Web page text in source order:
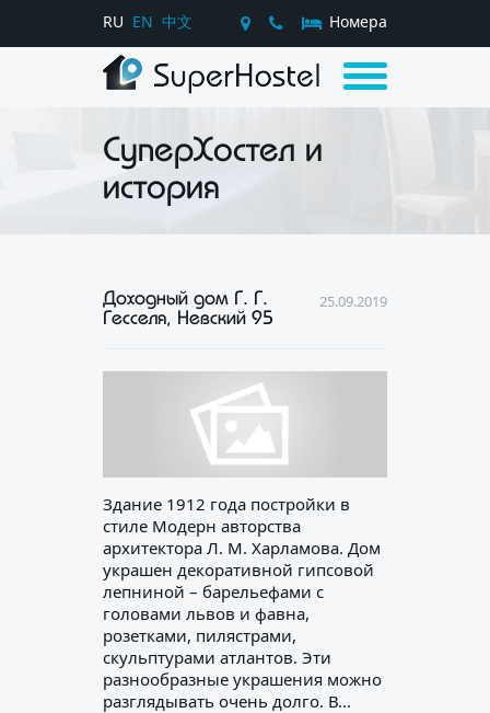
RU EN 中文 Номера
СуперХостел и
история
Доходный дом Г. Г.
Гесселя, Невский 95
25.09.2019
Здание 1912 года постройки в
стиле Модерн авторства
архитектора Л. М. Харламова. Дом
украшен декоративной гипсовой
лепниной – барельефами с
головами львов и фавна,
розетками, пилястрами,
скульптурами атлантов. Эти
разнообразные украшения можно
разглядывать очень долго. В...